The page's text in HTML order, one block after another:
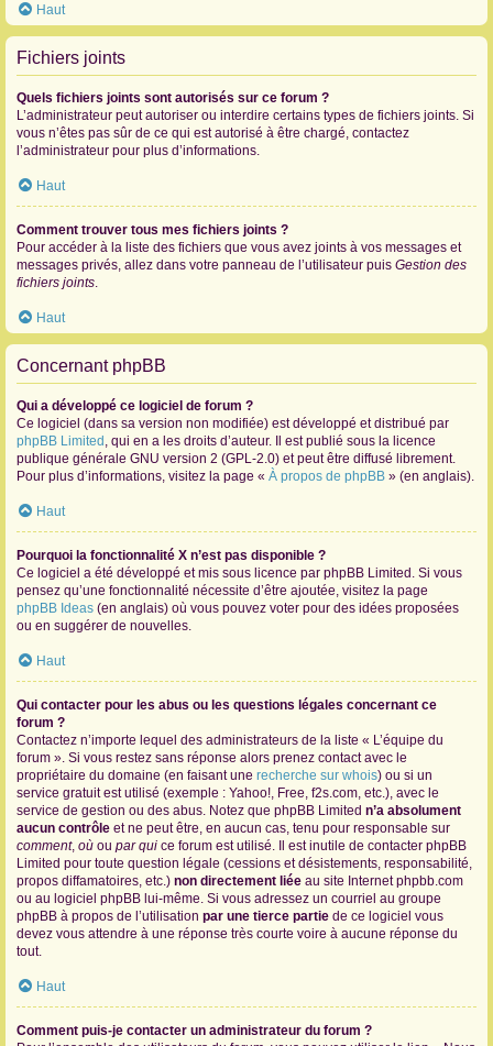
Haut
Fichiers joints
Quels fichiers joints sont autorisés sur ce forum ?
L’administrateur peut autoriser ou interdire certains types de fichiers joints. Si
vous n’êtes pas sûr de ce qui est autorisé à être chargé, contactez
l’administrateur pour plus d’informations.
Haut
Comment trouver tous mes fichiers joints ?
Pour accéder à la liste des fichiers que vous avez joints à vos messages et
messages privés, allez dans votre panneau de l’utilisateur puis Gestion des
fichiers joints.
Haut
Concernant phpBB
Qui a développé ce logiciel de forum ?
Ce logiciel (dans sa version non modifiée) est développé et distribué par
phpBB Limited , qui en a les droits d’auteur. Il est publié sous la licence
publique générale GNU version 2 (GPL-2.0) et peut être diffusé librement.
Pour plus d’informations, visitez la page « À propos de phpBB » (en anglais).
Haut
Pourquoi la fonctionnalité X n’est pas disponible ?
Ce logiciel a été développé et mis sous licence par phpBB Limited. Si vous
pensez qu’une fonctionnalité nécessite d’être ajoutée, visitez la page
phpBB Ideas (en anglais) où vous pouvez voter pour des idées proposées
ou en suggérer de nouvelles.
Haut
Qui contacter pour les abus ou les questions légales concernant ce
forum ?
Contactez n’importe lequel des administrateurs de la liste « L’équipe du
forum ». Si vous restez sans réponse alors prenez contact avec le
propriétaire du domaine (en faisant une recherche sur whois) ou si un
service gratuit est utilisé (exemple : Yahoo!, Free, f2s.com, etc.), avec le
service de gestion ou des abus. Notez que phpBB Limited n’a absolument
aucun contrôle et ne peut être, en aucun cas, tenu pour responsable sur
comment, où ou par qui ce forum est utilisé. Il est inutile de contacter phpBB
Limited pour toute question légale (cessions et désistements, responsabilité,
propos diffamatoires, etc.) non directement liée au site Internet phpbb.com
ou au logiciel phpBB lui-même. Si vous adressez un courriel au groupe
phpBB à propos de l’utilisation par une tierce partie de ce logiciel vous
devez vous attendre à une réponse très courte voire à aucune réponse du
tout.
Haut
Comment puis-je contacter un administrateur du forum ?